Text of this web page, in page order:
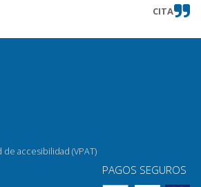
CITA
accesibilidad (VPAT)
PAGOS SEGUROS